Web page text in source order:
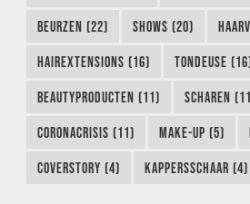
BEURZEN (22) SHOWS (20)
HAIREXTENSIONS (16) TONDEUSE
BEAUTYPRODUCTEN (11) SCHAREN
CORONACRISIS (11) MAKE-UP (5)
COVERSTORY (4) KAPPERSSCHAAR (4)